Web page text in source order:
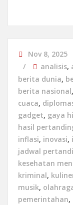
Nov 8, 2025
analisis,
berita dunia,
berita nasional,
cuaca,
gadget, gaya
hasil
inflasi, inovasi,
jadwal
kesehatan
kriminal,
musik,
pemerintahan,